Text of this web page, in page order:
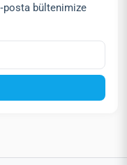
bültenimize